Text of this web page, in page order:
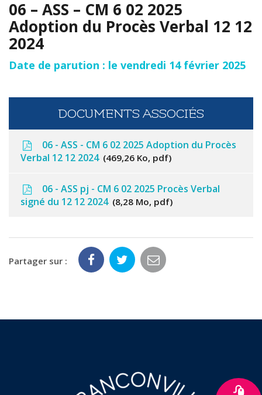
06 – ASS – CM 6 02 2025
Adoption du Procès Verbal 12 12
2024
Date de parution : le vendredi 14 février 2025
DOCUMENTS ASSOCIÉS
06 - ASS - CM 6 02 2025 Adoption du Procès
Verbal 12 12 2024 469,26 Ko, pdf
06 - ASS pj - CM 6 02 2025 Procès Verbal
signé du 12 12 2024 8,28 Mo, pdf
Partager sur :